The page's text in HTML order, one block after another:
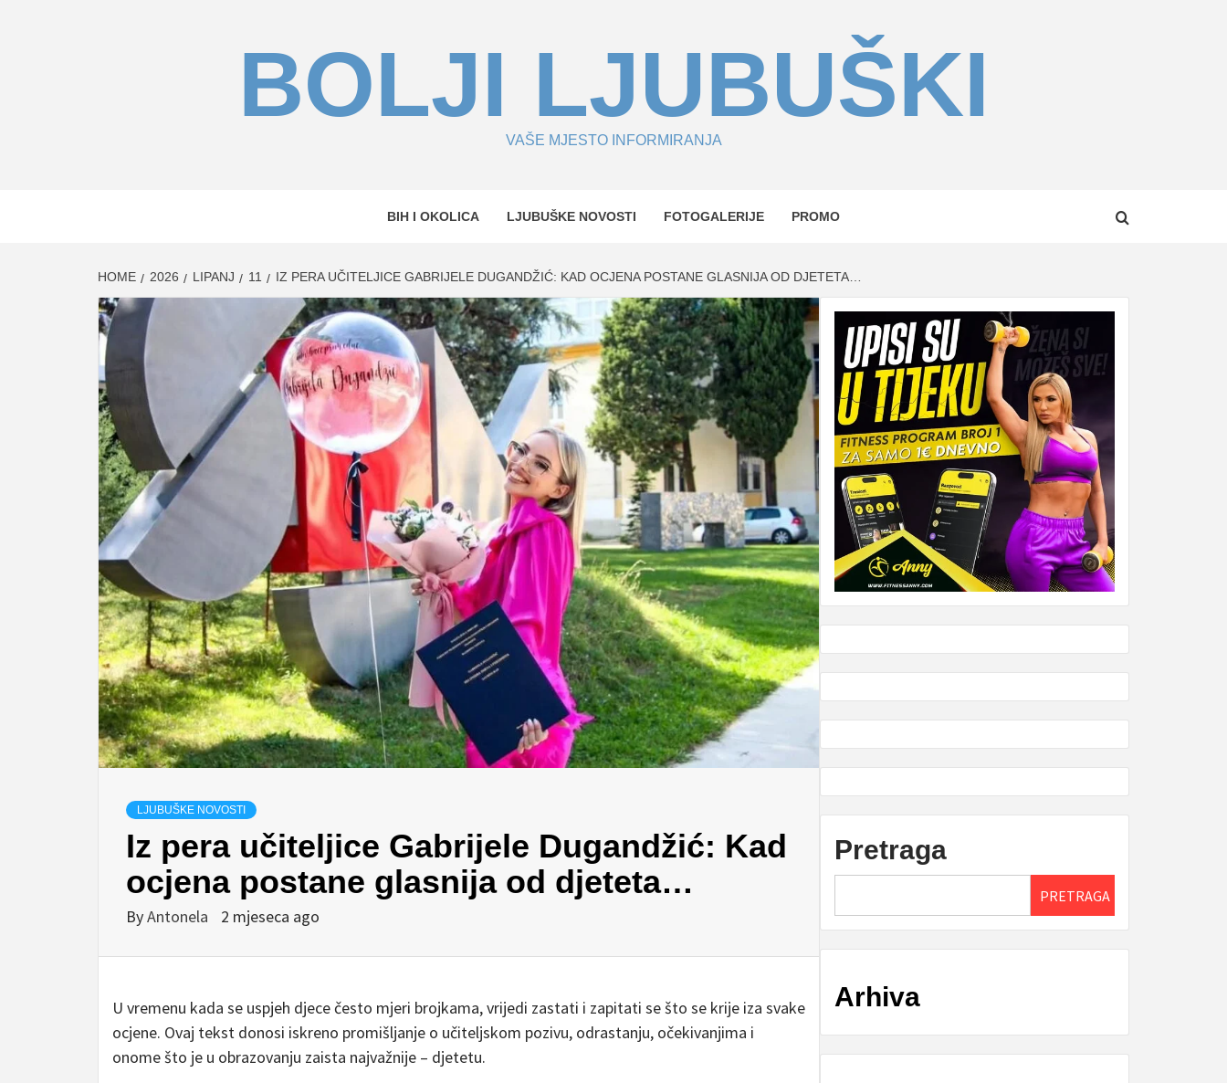
BOLJI LJUBUŠKI
VAŠE MJESTO INFORMIRANJA
BIH I OKOLICA LJUBUŠKE NOVOSTI FOTOGALERIJE PROMO
HOME 2026 LIPANJ 11 IZ PERA UČITELJICE GABRIJELE DUGANDŽIĆ: KAD OCJENA POSTANE GLASNIJA OD DJETETA…
LJUBUŠKE NOVOSTI
Iz pera učiteljice Gabrijele Dugandžić: Kad
ocjena postane glasnija od djeteta…
ByAntonela 2 mjeseca ago
U vremenu kada se uspjeh djece često mjeri brojkama, vrijedi zastati i zapitati se što se krije iza svake
ocjene. Ovaj tekst donosi iskreno promišljanje o učiteljskom pozivu, odrastanju, očekivanjima i
onome što je u obrazovanju zaista najvažnije – djetetu.
Pretraga
PRETRAGA
Arhiva